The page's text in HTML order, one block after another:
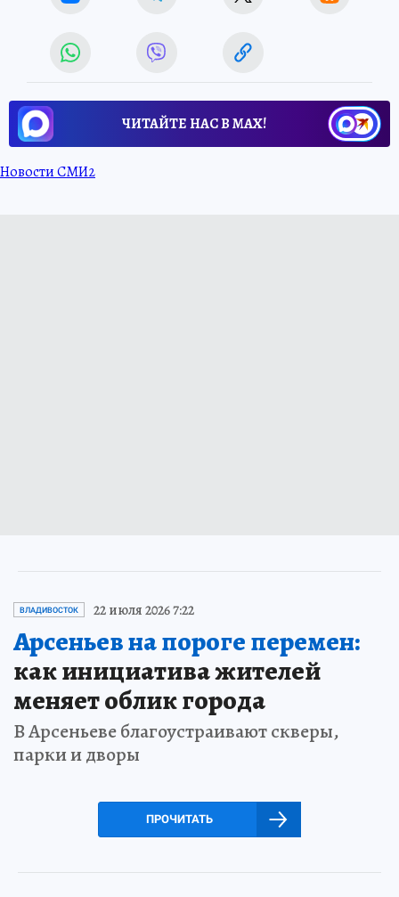
ЧИТАЙТЕ НАС В МАХ!
Новости СМИ2
ВЛАДИВОСТОК 22 июля 2026 7:22
Арсеньев на пороге перемен:
как инициатива жителей
меняет облик города
В Арсеньеве благоустраивают скверы,
парки и дворы
ПРОЧИТАТЬ